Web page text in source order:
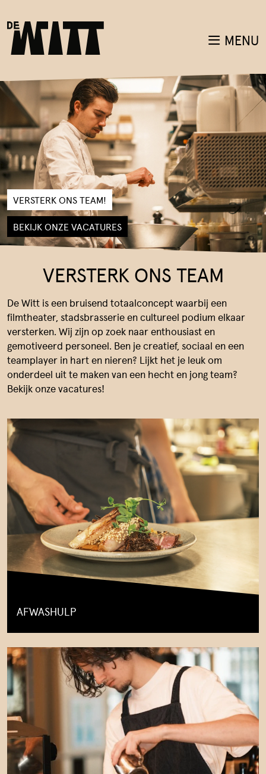
MENU
FILMTHEATER
STADSBRASSERIE
VERSTERK ONS TEAM!
BEKIJK ONZE VACATURES
VERSTERK ONS TEAM
De Witt is een bruisend totaalconcept waarbij een
filmtheater, stadsbrasserie en cultureel podium elkaar
versterken. Wij zijn op zoek naar enthousiast en
gemotiveerd personeel. Ben je creatief, sociaal en een
teamplayer in hart en nieren? Lijkt het je leuk om
onderdeel uit te maken van een hecht en jong team?
Bekijk onze vacatures!
AFWASHULP